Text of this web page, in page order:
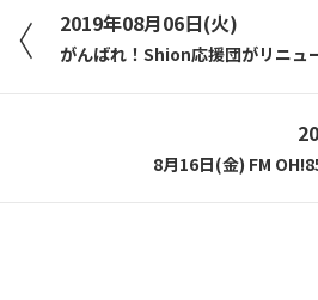
2019年08月06日(火)
がんばれ！Shion応援団がリニュ
8月16日(金) FM